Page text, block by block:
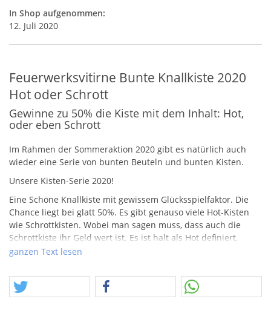
In Shop aufgenommen:
12. Juli 2020
Feuerwerksvitirne Bunte Knallkiste 2020
Hot oder Schrott
Gewinne zu 50% die Kiste mit dem Inhalt: Hot,
oder eben Schrott
Im Rahmen der Sommeraktion 2020 gibt es natürlich auch
wieder eine Serie von bunten Beuteln und bunten Kisten.
Unsere Kisten-Serie 2020!
Eine Schöne Knallkiste mit gewissem Glücksspielfaktor. Die
Chance liegt bei glatt 50%. Es gibt genauso viele Hot-Kisten
wie Schrottkisten. Wobei man sagen muss, dass auch die
Schrottkiste ihr Geld wert ist. Es ist halt als Hot definiert,
wenn Honey Badger drin sind, und als Schrott, wenn es nur
Das Bild zeigt eine Gewinnerkiste.
ganzen Text lesen